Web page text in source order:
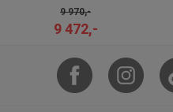
9 970,-
9 472,-